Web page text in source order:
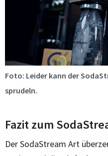
Foto: Leider kann der
sprudeln.
Fazit zum
Der SodaStream Art